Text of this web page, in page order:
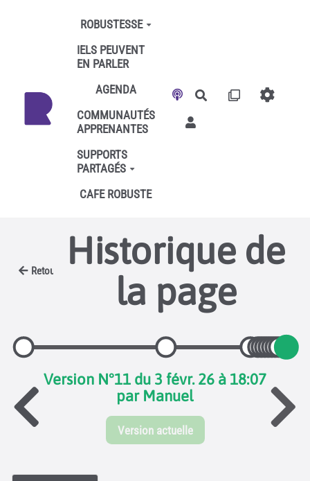
Aller au contenu principal
ROBUSTESSE
IELS PEUVENT
EN PARLER
AGENDA
COMMUNAUTÉS
APPRENANTES
SUPPORTS
PARTAGÉS
CAFE ROBUSTE
Rechercher
Retour
Historique de
la page
Version N°11 du 3 févr. 26 à 18:07
par Manuel
Version actuelle